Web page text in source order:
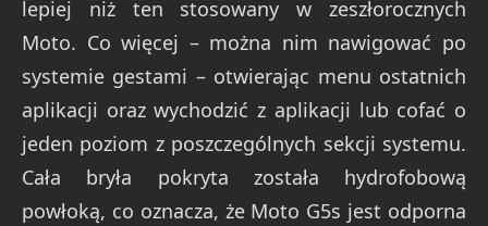
lepiej niż ten stosowany w zeszłorocznych
Moto. Co więcej – można nim nawigować po
systemie gestami – otwierając menu ostatnich
aplikacji oraz wychodzić z aplikacji lub cofać o
jeden poziom z poszczególnych sekcji systemu.
Cała bryła pokryta została hydrofobową
powłoką, co oznacza, że Moto G5s jest odporna